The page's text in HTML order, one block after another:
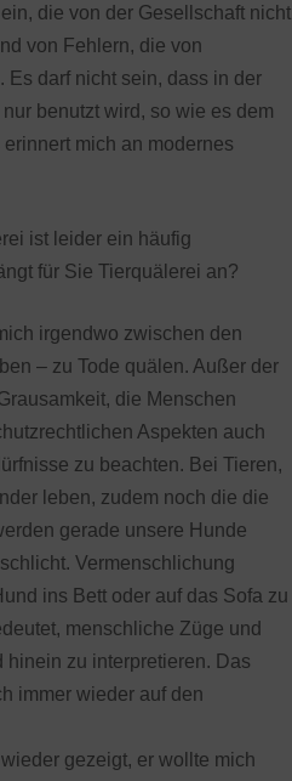
die von der Gesellschaft nicht
von Fehlern, die von
Es darf nicht sein, dass in der
benutzt wird, so wie es dem
mich an modernes
ist leider ein häufig
für Sie Tierquälerei an?
irgendwo zwischen den
– zu Tode quälen. Außer der
die Menschen
Aspekten auch
zu beachten. Bei Tieren,
leben, zudem noch die die
gerade unsere Hunde
Vermenschlichung
ins Bett oder auf das Sofa zu
menschliche Züge und
zu interpretieren. Das
immer wieder auf den
gezeigt, er wollte mich